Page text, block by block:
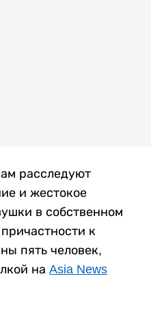
расследуют
и жестокое
в собственном
к
пять человек,
на Asia News